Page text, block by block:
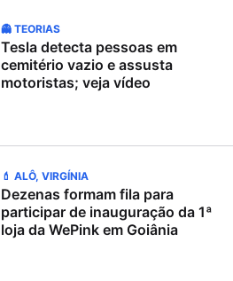
👻 TEORIAS
Tesla detecta pessoas em
cemitério vazio e assusta
motoristas; veja vídeo
💄 ALÔ, VIRGÍNIA
Dezenas formam fila para
participar de inauguração da 1ª
loja da WePink em Goiânia